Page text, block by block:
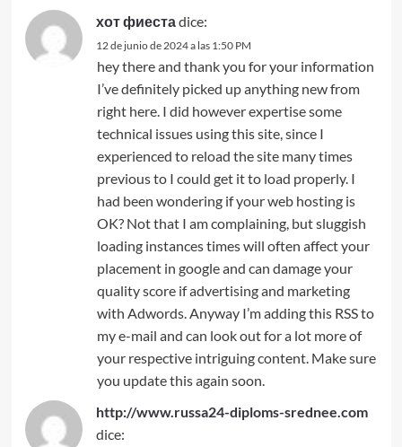
хот фиеста dice:
12 de junio de 2024 a las 1:50 PM
hey there and thank you for your information
I’ve definitely picked up anything new from
right here. I did however expertise some
technical issues using this site, since I
experienced to reload the site many times
previous to I could get it to load properly. I
had been wondering if your web hosting is
OK? Not that I am complaining, but sluggish
loading instances times will often affect your
placement in google and can damage your
quality score if advertising and marketing
with Adwords. Anyway I’m adding this RSS to
my e-mail and can look out for a lot more of
your respective intriguing content. Make sure
you update this again soon.
http://www.russa24-diploms-srednee.com
dice: